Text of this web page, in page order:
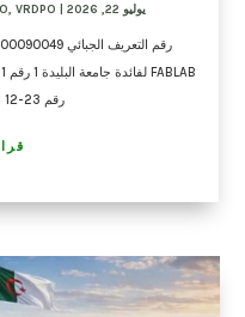
يوليو 22, 2026 , VRDPO-منح مؤقتة
رقم 23-12 المؤرخ في 5 غشت...